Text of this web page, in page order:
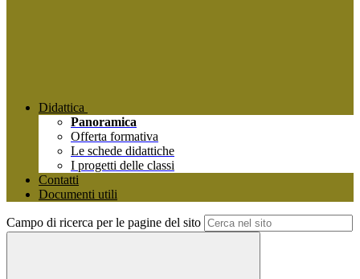
Didattica
Panoramica
Offerta formativa
Le schede didattiche
I progetti delle classi
Contatti
Documenti utili
Campo di ricerca per le pagine del sito